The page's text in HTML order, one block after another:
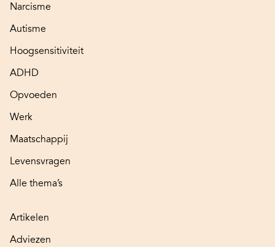
Narcisme
Autisme
Hoogsensitiviteit
ADHD
Opvoeden
Werk
Maatschappij
Levensvragen
Alle thema’s
Artikelen
Adviezen